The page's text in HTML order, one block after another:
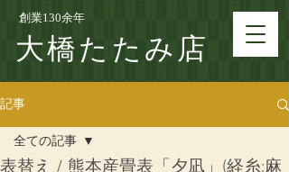
創業130余年
大橋たたみ店
記事
全ての記事